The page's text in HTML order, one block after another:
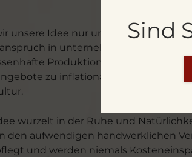
Sind
unsere Idee nur umsetzen
in unternehmerischer
Produktion, billige
zu inflationären Angeboten
wurzelt in der Ruhe und
den aufwendigen handwerklichen
und werden niemals